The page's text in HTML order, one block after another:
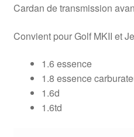
Cardan de transmission
Convient pour Golf MKII et
1.6 essence
1.8 essence
1.6d
1.6td